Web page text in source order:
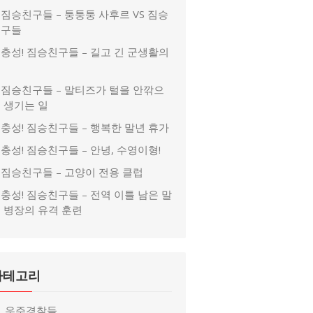
짐승친구들 – 퉁퉁퉁 사후르 VS 짐승
들
충성! 짐승친구들 – 길고 긴 군생활의
짐승친구들 – 말티즈가 털을 안깎으
생기는 일
충성! 짐승친구들 – 행복한 말년 휴가
충성! 짐승친구들 – 안녕, 수영이형!
짐승친구들 – 고양이 전용 클럽
충성! 짐승친구들 – 전역 이틀 남은 말
병장의 유격 훈련
고리
우주경찰들